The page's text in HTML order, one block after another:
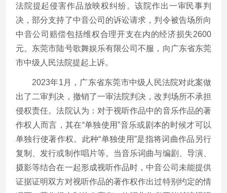
法院提起侵害作品放映权纠纷。该院作出一审民事判
决，部分支持了中音公司的诉讼请求，判令被告场所向
中音公司赔偿包括维权合理开支在内的经济损失2600
元。东莞市陆号歌舞娱乐有限公司不服，向广东省东莞
市中级人民法院提起上诉。
2023年1月，广东省东莞市中级人民法院对此案做
出了二审判决，撤销了一审法院判决，改判场所不承担
侵权责任。法院认为：对于视听作品中的音乐作品的著
作权人而言，其在“单独使用”音乐或剧本的时候才可以
单独行使著作权。此种“单独使用”是指将词曲作品另行
复制、发行或制作唱片等。当音乐词曲与编剧、导演、
摄影等结合在一起形成视听作品时，中音公司未能提供
证据证明双方对视听作品的著作权作出过特别约定的情